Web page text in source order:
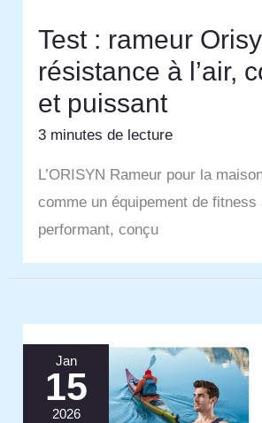
Test : rameur
résistance à l’air,
et puissant
3 minutes de lecture
L’ORISYN Rameur pour la
comme un équipement de
performant, conçu
Jan
15
2026